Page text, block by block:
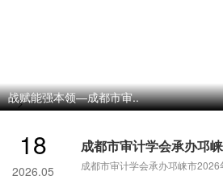
">
战赋能强本领—成都市审..
18
2026.05
成都市审计学会承办邛
成都市审计学会承办邛崃市